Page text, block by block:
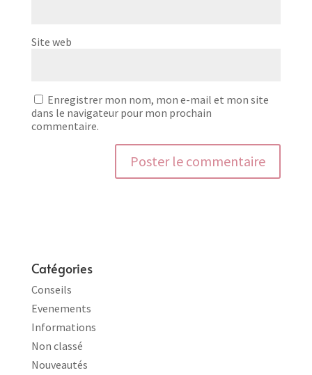
Site web
Enregistrer mon nom, mon e-mail et mon site
dans le navigateur pour mon prochain
commentaire.
Catégories
Conseils
Evenements
Informations
Non classé
Nouveautés